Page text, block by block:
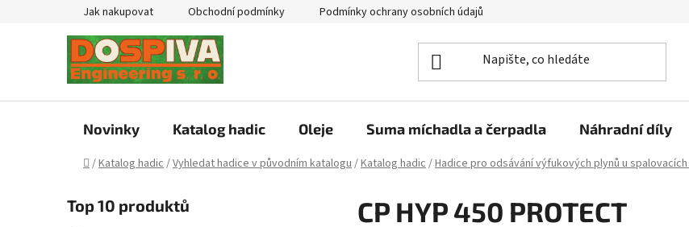
Jak nakupovat Obchodní podmínky Podmínky ochrany osobních údajů
Novinky Katalog hadic Oleje Suma míchadla a čerpadla Náhradní díly
Domů
/Katalog hadic/Vyhledat hadice v původním katalogu/Katalog hadic/Hadice pro odsávání výfukových plynů u
o
Top 10 produktů CP HYP 450 PROTECT